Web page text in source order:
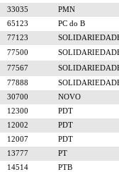
33035
PMN
65123
PC do B
77123
77500
77567
77888
30700
NOVO
12300
PDT
12002
PDT
12007
PDT
13777
PT
14514
PTB